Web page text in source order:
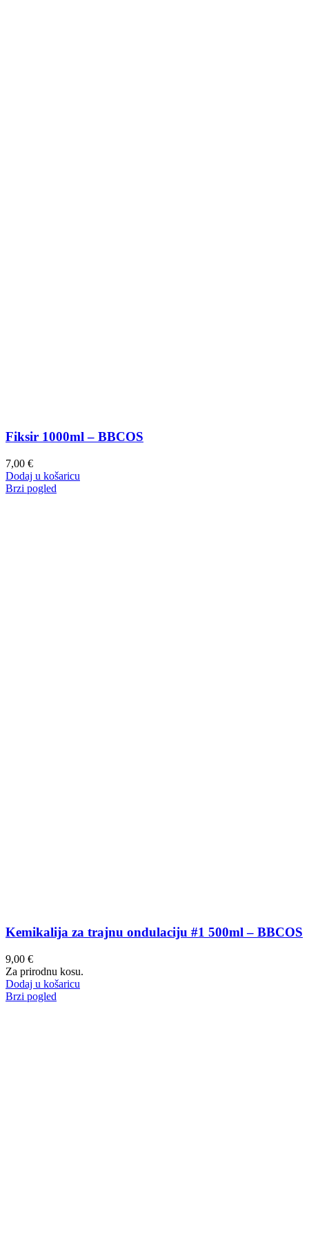
Fiksir 1000ml – BBCOS
7,00 €
Dodaj u košaricu
Brzi pogled
Kemikalija za trajnu ondulaciju #1 500ml – BBCOS
9,00 €
Za prirodnu kosu.
Dodaj u košaricu
Brzi pogled